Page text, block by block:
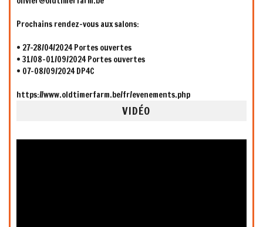
Prochains rendez-vous aux salons:
• 27-28/04/2024 Portes ouvertes
• 31/08-01/09/2024 Portes ouvertes
• 07-08/09/2024 DP4C
https://www.oldtimerfarm.be/fr/evenements.php
VIDÉO